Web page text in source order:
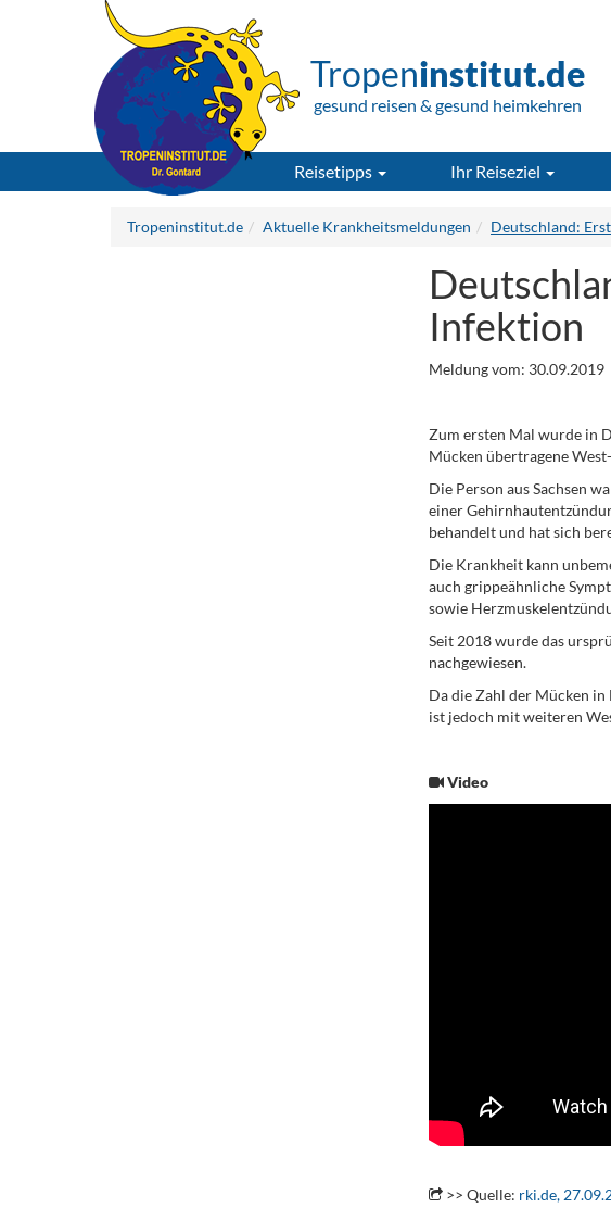
Tropeninstitut.de
gesund reisen & gesund heimkehren
Reisetipps Ihr Reiseziel
Tropeninstitut.de Aktuelle Krankheitsmeldungen Deutschland:
Infektion
Meldung vom: 30.09.2019
Zum ersten Mal wurde in
Mücken übertragene
Die Person aus Sachsen
einer
behandelt und hat sich
Die Krankheit kann
auch grippeähnliche
sowie
Seit 2018 wurde das
nachgewiesen.
Da die Zahl der Mücken
ist jedoch mit weiteren
Video
>> Quelle: rki.de,